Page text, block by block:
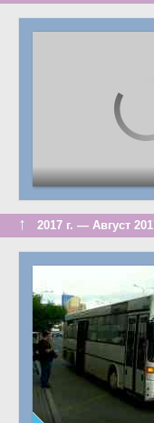
↑ 2017 г. — Август